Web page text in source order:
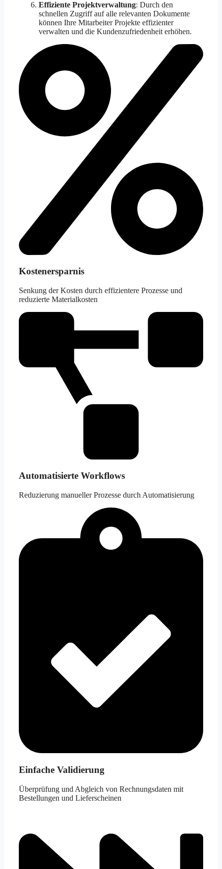
Effiziente Projektverwaltung: Durch den
schnellen Zugriff auf alle relevanten Dokumente
können Ihre Mitarbeiter Projekte effizienter
verwalten und die Kundenzufriedenheit erhöhen.
Kostenersparnis
Senkung der Kosten durch effizientere Prozesse und
reduzierte Materialkosten
Automatisierte Workflows
Reduzierung manueller Prozesse durch Automatisierung
Einfache Validierung
Überprüfung und Abgleich von Rechnungsdaten mit
Bestellungen und Lieferscheinen